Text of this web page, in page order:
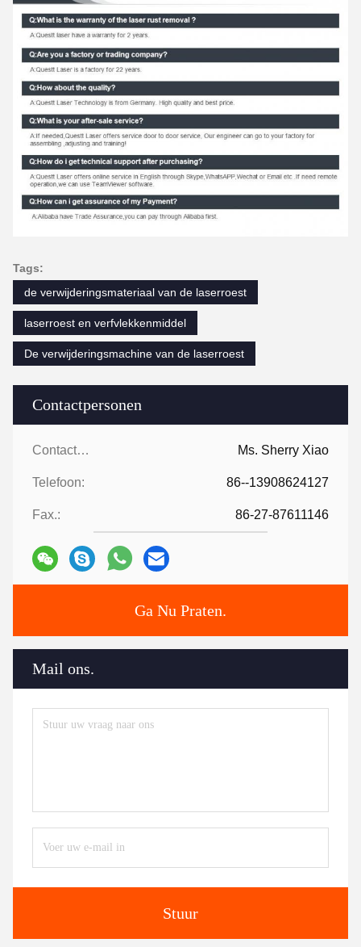
Contactpersonen
Contactpersonen: Ms. Sherry Xiao
Telefoon: 86--13908624127
Fax.: 86-27-87611146
Ga Nu Praten.
Mail ons.
Stuur
Tags:
de verwijderingsmateriaal van de laserroest
laserroest en verfvlekkenmiddel
De verwijderingsmachine van de laserroest